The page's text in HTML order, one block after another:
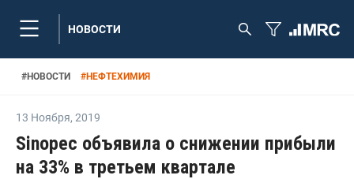
НОВОСТИ
#НОВОСТИ #НЕФТЕХИМИЯ
13 Ноября, 2019
Sinopec объявила о снижении прибыли
на 33% в третьем квартале